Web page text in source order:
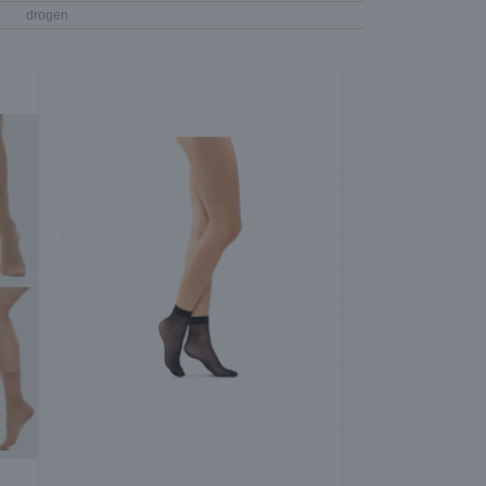
drogen